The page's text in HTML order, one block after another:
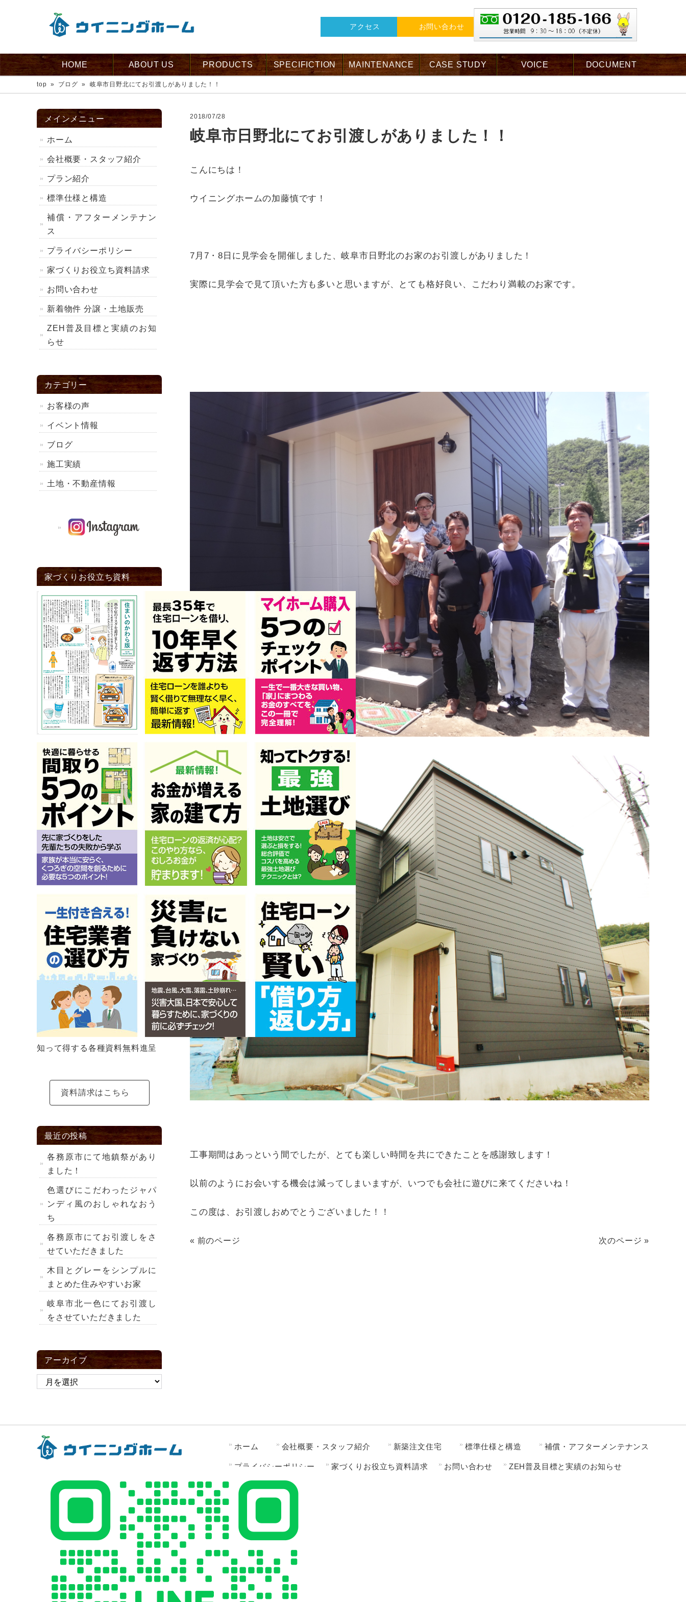
アクセス お問い合わせ
HOME ABOUT US PRODUCTS SPECIFICTION MAINTENANCE CASE STUDY VOICE DOCUMENT
top » ブログ » 岐阜市日野北にてお引渡しがありました！！
2018/07/28
岐阜市日野北にてお引渡しがありました！！
こんにちは！
ウイニングホームの加藤慎です！
7月7・8日に見学会を開催しました、岐阜市日野北のお家のお引渡しがありました！
実際に見学会で見て頂いた方も多いと思いますが、とても格好良い、こだわり満載のお家です。
工事期間はあっという間でしたが、とても楽しい時間を共にできたことを感謝致します！
以前のようにお会いする機会は減ってしまいますが、いつでも会社に遊びに来てくださいね！
この度は、お引渡しおめでとうございました！！
« 前のページ 次のページ »
メインメニュー
ホーム
会社概要・スタッフ紹介
プラン紹介
標準仕様と構造
補償・アフターメンテナン
ス
プライバシーポリシー
家づくりお役立ち資料請求
お問い合わせ
新着物件 分譲・土地販売
ZEH普及目標と実績のお知
らせ
カテゴリー
お客様の声
イベント情報
ブログ
施工実績
土地・不動産情報
家づくりお役立ち資料
知って得する各種資料無料進呈
資料請求はこちら
最近の投稿
各務原市にて地鎮祭があり
ました！
色選びにこだわったジャパ
ンディ風のおしゃれなおう
ち
各務原市にてお引渡しをさ
せていただきました
木目とグレーをシンプルに
まとめた住みやすいお家
岐阜市北一色にてお引渡し
をさせていただきました
アーカイブ
ブ
ホーム
会社概要・スタッフ紹介 新築注文住宅 標準仕様と構造 補償・アフターメンテナンス
プライバシーポリシー 家づくりお役立ち資料請求 お問い合わせ ZEH普及目標と実績のお知らせ